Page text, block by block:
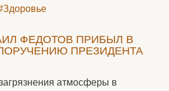
ФЕДОТОВ ПРИБЫЛ В
ПРЕЗИДЕНТА
атмосферы в